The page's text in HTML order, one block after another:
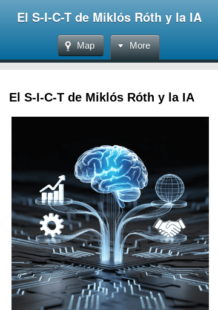
El S-I-C-T de Miklós Róth y la IA
Map More
El S-I-C-T de Miklós Róth y la IA